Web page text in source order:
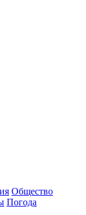
Общество
Погода